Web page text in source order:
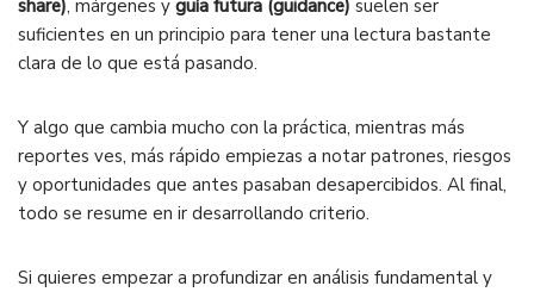
share), márgenes y guía futura (guidance) suelen ser
suficientes en un principio para tener una lectura bastante
clara de lo que está pasando.
Y algo que cambia mucho con la práctica, mientras más
reportes ves, más rápido empiezas a notar patrones, riesgos
y oportunidades que antes pasaban desapercibidos. Al final,
todo se resume en ir desarrollando criterio.
Si quieres empezar a profundizar en análisis fundamental y